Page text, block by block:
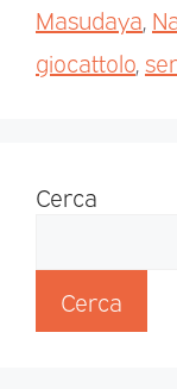
Masudaya
giocattolo
Cerca
Cerca